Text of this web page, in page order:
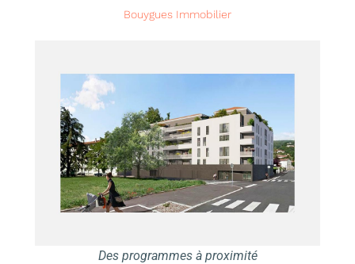
Bouygues Immobilier
Des programmes à proximité